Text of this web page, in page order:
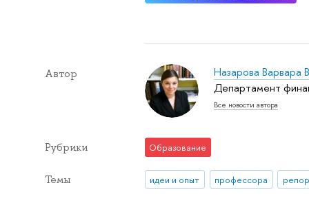
Автор
Назарова Варвара
Департамент
Все новости автора
Рубрики Образование
Темы идеи и опыт профессора